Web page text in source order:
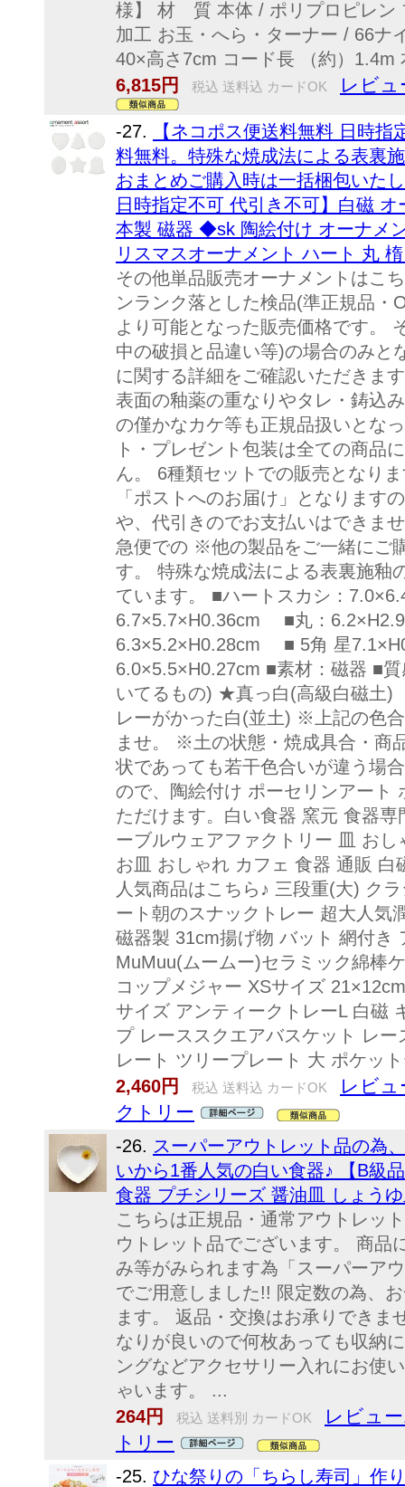
様】 材 質 本体 / ポリプロピレン
加工 お玉・へら・ターナー / 66ナ
40×高さ7cm コード長 （約）1.4m
6,815円
税込 送料込 カードOK レビュ
-27.
【ネコポス便送料無料 日時
料無料。特殊な焼成法による表裏
おまとめご購入時は一括梱包いた
日時指定不可 代引き不可】白磁
本製 磁器 ◆sk 陶絵付け オーナメ
リスマスオーナメント ハート 丸
その他単品販売オーナメントはこ
ンランク落とした検品(準正規品・
より可能となった販売価格です。
中の破損と品違い等)の場合のみと
に関する詳細をご確認いただきま
表面の釉薬の重なりやタレ・鋳込
の僅かなカケ等も正規品扱いとな
ト・プレゼント包装は全ての商品
ん。 6種類セットでの販売となり
「ポストへのお届け」となります
や、代引きのでお支払いはできま
急便での ※他の製品をご一緒にご
す。 特殊な焼成法による表裏施釉
ています。 ■ハートスカシ：
6.7×5.7×H0.36cm ■丸：
6.3×5.2×H0.28cm ■ 5角 星
6.0×5.5×H0.27cm ■素材：磁器 ■
いてるもの) ★真っ白(高級白磁
レーがかった白(並土) ※上記の色
ませ。 ※土の状態・焼成具合・商
状であっても若干色合いが違う場
ので、陶絵付け ポーセリンアート
ただけます。白い食器 窯元 食器
ーブルウェアファクトリー 皿 お
お皿 おしゃれ カフェ 食器 通販
人気商品はこちら♪ 三段重(大) ク
ート朝のスナックトレー 超大人気
磁器製 31cm揚げ物 バット 網付き
MuMuu(ムームー)セラミック綿棒
コップメジャー XSサイズ
サイズ アンティークトレーL 白磁
プ レーススクエアバスケット レ
レート ツリープレート 大 ポケッ
2,460円
税込 送料込 カードOK
レビュ
クトリー
-26. スーパーアウトレット品の為
いから1番人気の白い食器♪ 【B級
食器 プチシリーズ 醤油皿 しょう
こちらは正規品・通常アウトレッ
ウトレット品でございます。 商品
み等がみられます為「スーパーア
でご用意しました!! 限定数の為、
ます。 返品・交換はお承りできま
なりが良いので何枚あっても収納
ングなどアクセサリー入れにお使
ゃいます。 ...
264円
税込 送料別 カードOK
レビュ
トリー
-25. ひな祭りの「ちらし寿司」作